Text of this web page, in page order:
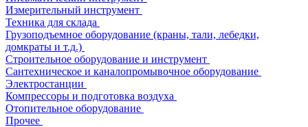
Измерительный инструмент
Техника для склада
Грузоподъемное оборудование (краны, тали, лебедки,
домкраты и т.д.)
Строительное оборудование и инструмент
Сантехническое и каналопромывочное оборудование
Электростанции
Компрессоры и подготовка воздуха
Отопительное оборудование
Прочее